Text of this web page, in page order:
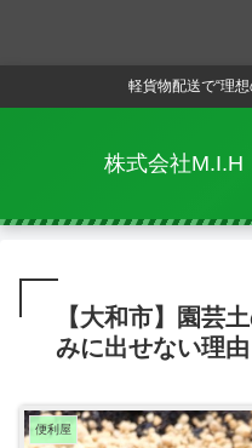
軽貨物配送で“理
株式会社M.I.H
【大和市】園芸
みに出せない理由
便利屋